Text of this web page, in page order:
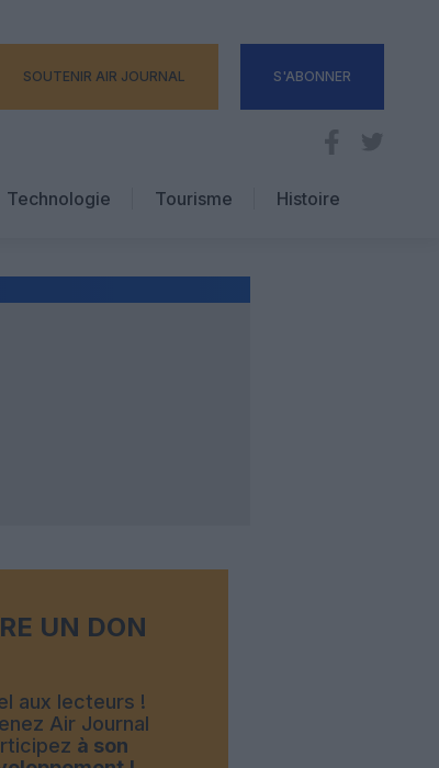
SOUTENIR AIR JOURNAL S'ABONNER
Technologie
Tourisme
Hôtellerie
Histoire
UN DON
aux lecteurs !
Air Journal
à son